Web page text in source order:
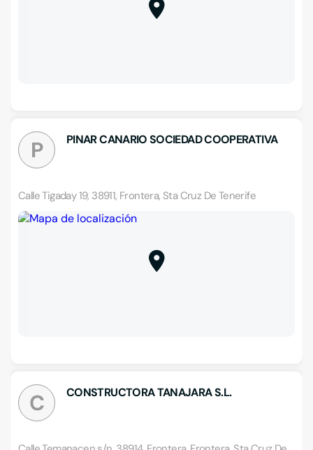
P PINAR CANARIO SOCIEDAD COOPERATIVA
Calle Tigaday 19, 38911, Frontera, Sta Cruz De Tenerife
C CONSTRUCTORA TANAJARA S.L.